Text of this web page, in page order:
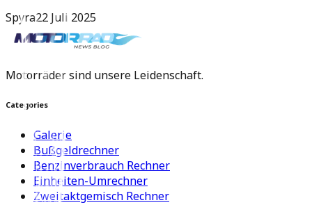
Spyra22 Juli 2025
Motorräder sind unsere Leidenschaft.
Categories
Galerie
Bußgeldrechner
Benzinverbrauch Rechner
Einheiten-Umrechner
Zweitaktgemisch Rechner